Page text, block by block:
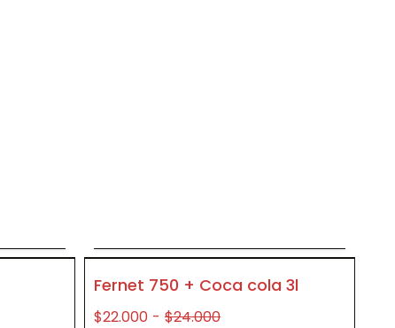
Fernet 750 + Coca cola 3l
$22.000 - $24.000